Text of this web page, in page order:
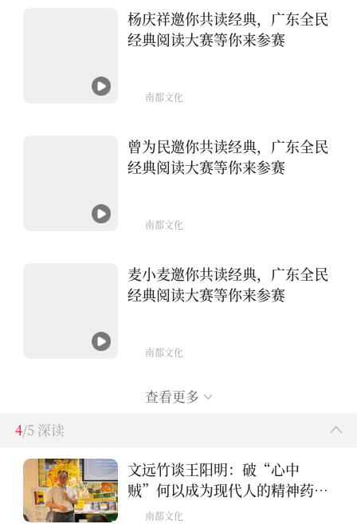
杨庆祥邀你共读经典，广东全民
经典阅读大赛等你来参赛
南都文化
曾为民邀你共读经典，广东全民
经典阅读大赛等你来参赛
南都文化
麦小麦邀你共读经典，广东全民
经典阅读大赛等你来参赛
南都文化
查看更多
4/5 深读
文远竹谈王阳明：破“心中
贼”何以成为现代人的精神药
方？南都文化